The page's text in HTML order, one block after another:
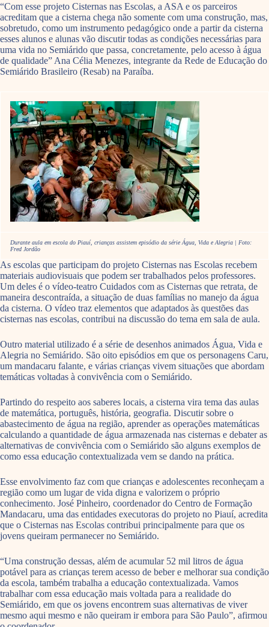
“Com esse projeto Cisternas nas Escolas, a ASA e os parceiros
acreditam que a cisterna chega não somente com uma construção, mas,
sobretudo, como um instrumento pedagógico onde a partir da cisterna
esses alunos e alunas vão discutir todas as condições necessárias para
uma vida no Semiárido que passa, concretamente, pelo acesso à água
de qualidade” Ana Célia Menezes, integrante da Rede de Educação do
Semiárido Brasileiro (Resab) na Paraíba.
Durante aula em escola do Piauí, crianças assistem episódio da série Água, Vida e Alegria | Foto:
Fred Jordão
As escolas que participam do projeto Cisternas nas Escolas recebem
materiais audiovisuais que podem ser trabalhados pelos professores.
Um deles é o vídeo-teatro Cuidados com as Cisternas que retrata, de
maneira descontraída, a situação de duas famílias no manejo da água
da cisterna. O vídeo traz elementos que adaptados às questões das
cisternas nas escolas, contribui na discussão do tema em sala de aula.
Outro material utilizado é a série de desenhos animados Água, Vida e
Alegria no Semiárido. São oito episódios em que os personagens Caru,
um mandacaru falante, e várias crianças vivem situações que abordam
temáticas voltadas à convivência com o Semiárido.
Partindo do respeito aos saberes locais, a cisterna vira tema das aulas
de matemática, português, história, geografia. Discutir sobre o
abastecimento de água na região, aprender as operações matemáticas
calculando a quantidade de água armazenada nas cisternas e debater as
alternativas de convivência com o Semiárido são alguns exemplos de
como essa educação contextualizada vem se dando na prática.
Esse envolvimento faz com que crianças e adolescentes reconheçam a
região como um lugar de vida digna e valorizem o próprio
conhecimento. José Pinheiro, coordenador do Centro de Formação
Mandacaru, uma das entidades executoras do projeto no Piauí, acredita
que o Cisternas nas Escolas contribui principalmente para que os
jovens queiram permanecer no Semiárido.
“Uma construção dessas, além de acumular 52 mil litros de água
potável para as crianças terem acesso de beber e melhorar sua condição
da escola, também trabalha a educação contextualizada. Vamos
trabalhar com essa educação mais voltada para a realidade do
Semiárido, em que os jovens encontrem suas alternativas de viver
mesmo aqui mesmo e não queiram ir embora para São Paulo”, afirmou